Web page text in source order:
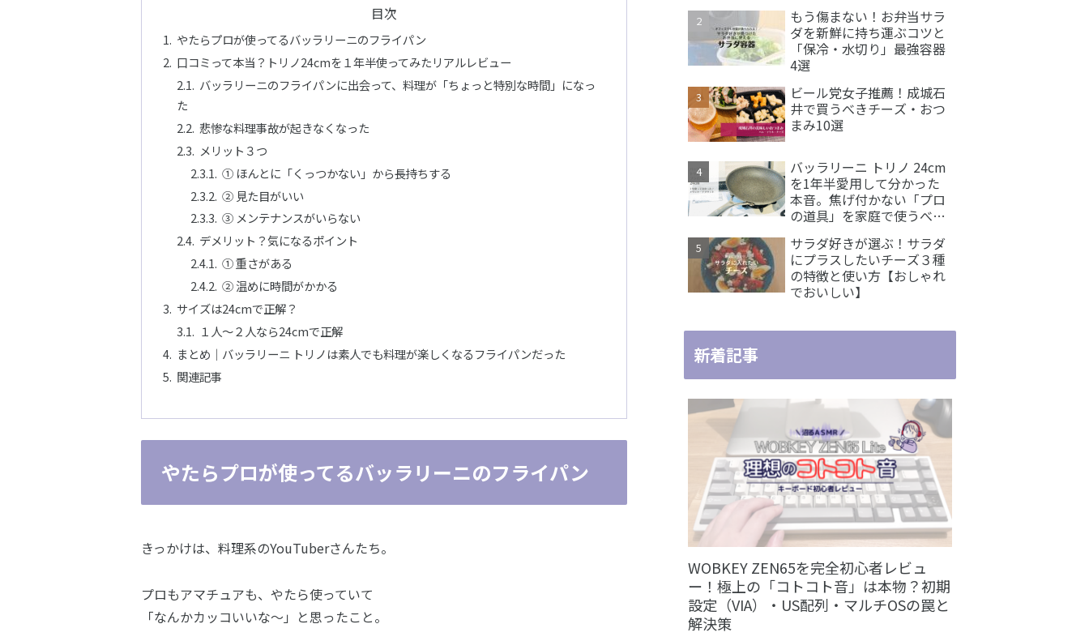
目次
やたらプロが使ってるバッラリーニのフライパン
口コミって本当？トリノ24cmを１年半使ってみたリアルレビュー
バッラリーニのフライパンに出会って、料理が「ちょっと特別な時間」になっ
た
悲惨な料理事故が起きなくなった
メリット３つ
① ほんとに「くっつかない」から長持ちする
② 見た目がいい
③ メンテナンスがいらない
デメリット？気になるポイント
① 重さがある
② 温めに時間がかかる
サイズは24cmで正解？
１人〜２人なら24cmで正解
まとめ｜バッラリーニ トリノは素人でも料理が楽しくなるフライパンだった
関連記事
やたらプロが使ってるバッラリーニのフライパン
きっかけは、料理系のYouTuberさんたち。
プロもアマチュアも、やたら使っていて
「なんかカッコいいな〜」と思ったこと。
もう傷まない！お弁当サラ
ダを新鮮に持ち運ぶコツと
「保冷・水切り」最強容器
4選
ビール党女子推薦！成城石
井で買うべきチーズ・おつ
まみ10選
バッラリーニ トリノ 24cm
を1年半愛用して分かった
本音。焦げ付かない「プロ
の道具」を家庭で使うべき
サラダ好きが選ぶ！サラダ
にプラスしたいチーズ３種
の特徴と使い方【おしゃれ
でおいしい】
新着記事
WOBKEY ZEN65を完全初心者レビュ
ー！極上の「コトコト音」は本物？初期
設定（VIA）・US配列・マルチOSの罠と
解決策